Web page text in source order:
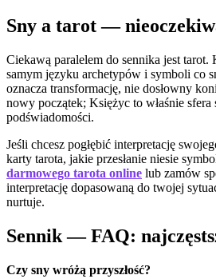
Sny a tarot —
Ciekawą paralelem do sennika jest tarot.
samym języku archetypów i symboli co
oznacza transformację, nie dosłowny
nowy początek; Księżyc to właśnie
podświadomości.
Jeśli chcesz pogłębić interpretację
karty tarota, jakie przesłanie niesie
darmowego tarota online lub zamów
interpretację dopasowaną do twojej
nurtuje.
Sennik — FAQ:
Czy sny wróżą przyszłość?